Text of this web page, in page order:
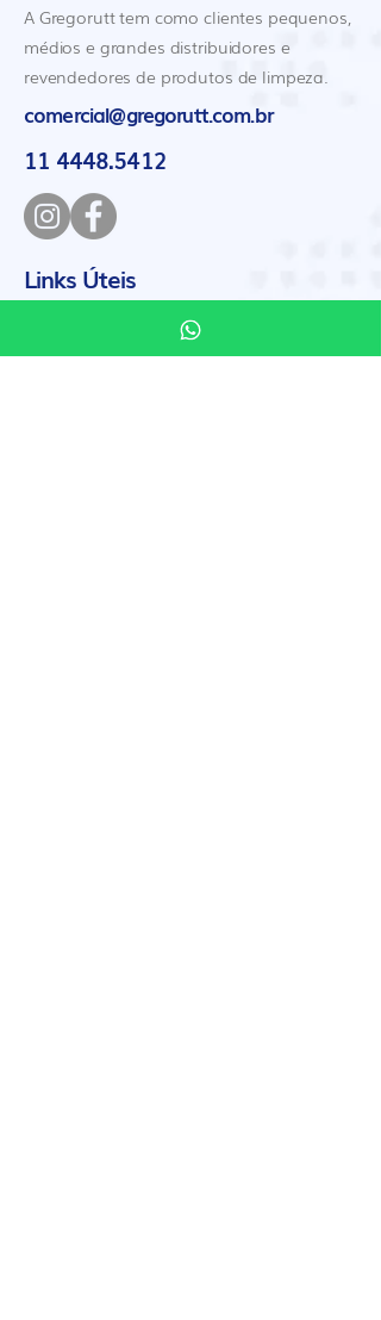
A Gregorutt tem como clientes pequenos,
médios e grandes distribuidores e
revendedores de produtos de limpeza.
comercial@gregorutt.com.br
11 4448.5412
Links Úteis
Seja um distribuidor